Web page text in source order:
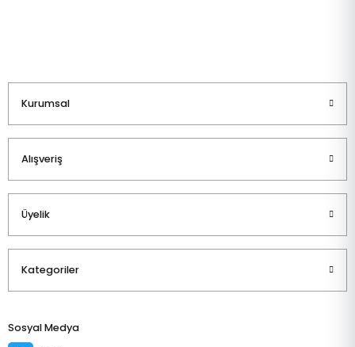
Kurumsal
Alışveriş
Üyelik
Kategoriler
Sosyal Medya